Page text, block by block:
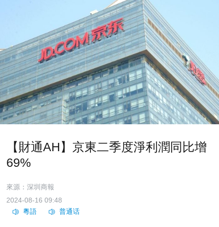
【財通AH】京東二季度淨利潤同比增
69%
來源：深圳商報
2024-08-16 09:48